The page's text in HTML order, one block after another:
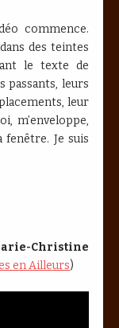
commence.
des teintes
le texte de
passants, leurs
leur
m’enveloppe,
fenêtre. Je suis
Christine
en Ailleurs)